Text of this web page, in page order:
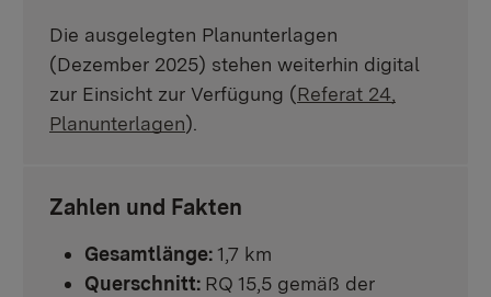
Die ausgelegten Planunterlagen
(Dezember 2025) stehen weiterhin digital
zur Einsicht zur Verfügung (Referat 24,
Planunterlagen).
Zahlen und Fakten
Gesamtlänge: 1,7 km
Querschnitt: RQ 15,5 gemäß der